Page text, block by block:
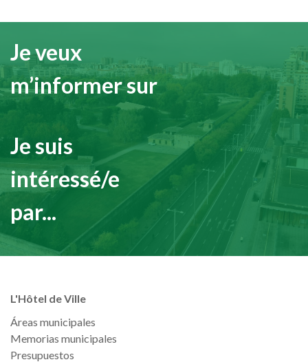
Je veux
m’informer sur
Je suis
intéressé/e
par...
L'Hôtel de Ville
Áreas municipales
Memorias municipales
Presupuestos